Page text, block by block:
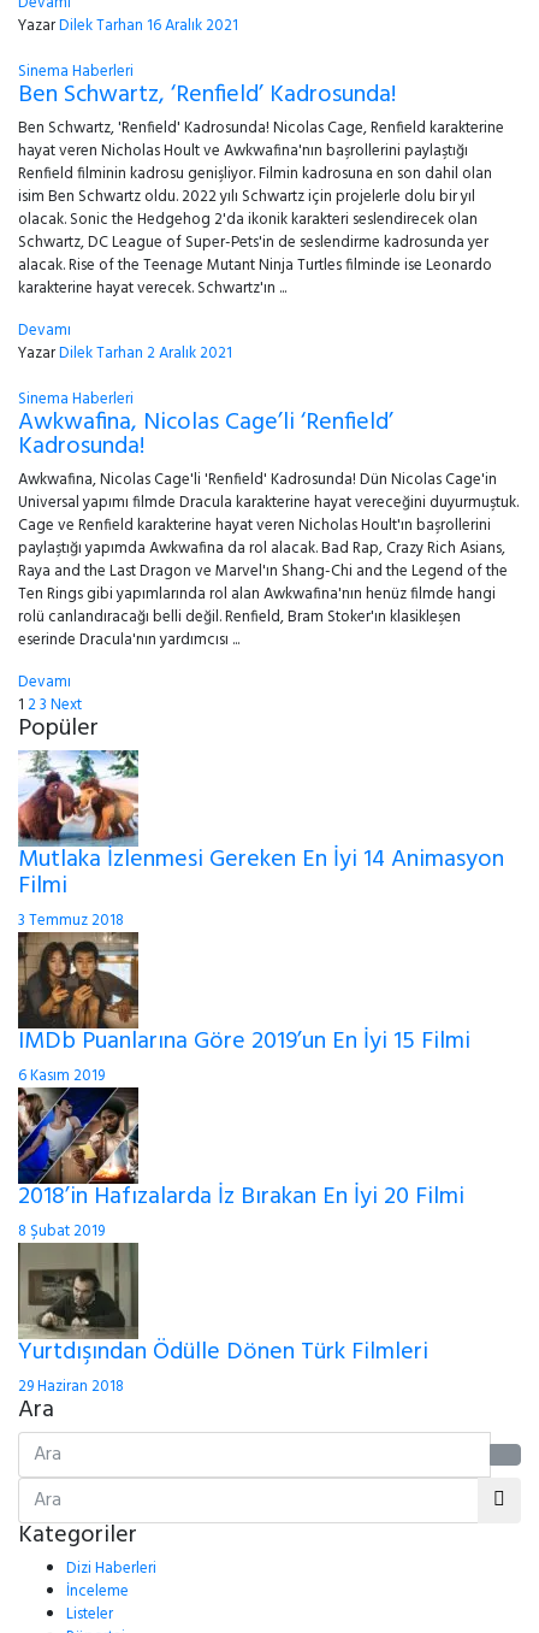
YazarDilek Tarhan 16 Aralık 2021
Sinema Haberleri
Ben Schwartz, ‘Renfield’ Kadrosunda!
Ben Schwartz, 'Renfield' Kadrosunda! Nicolas Cage, Renfield karakterine
hayat veren Nicholas Hoult ve Awkwafina'nın başrollerini paylaştığı
Renfield filminin kadrosu genişliyor. Filmin kadrosuna en son dahil olan
isim Ben Schwartz oldu. 2022 yılı Schwartz için projelerle dolu bir yıl
olacak. Sonic the Hedgehog 2'da ikonik karakteri seslendirecek olan
Schwartz, DC League of Super-Pets'in de seslendirme kadrosunda yer
alacak. Rise of the Teenage Mutant Ninja Turtles filminde ise Leonardo
karakterine hayat verecek. Schwartz'ın ...
Devamı
YazarDilek Tarhan2 Aralık 2021
Sinema Haberleri
Awkwafina, Nicolas Cage’li ‘Renfield’
Kadrosunda!
Awkwafina, Nicolas Cage'li 'Renfield' Kadrosunda! Dün Nicolas Cage'in
Universal yapımı filmde Dracula karakterine hayat vereceğini duyurmuştuk.
Cage ve Renfield karakterine hayat veren Nicholas Hoult'ın başrollerini
paylaştığı yapımda Awkwafina da rol alacak. Bad Rap, Crazy Rich Asians,
Raya and the Last Dragon ve Marvel'ın Shang-Chi and the Legend of the
Ten Rings gibi yapımlarında rol alan Awkwafina'nın henüz filmde hangi
rolü canlandıracağı belli değil. Renfield, Bram Stoker'ın klasikleşen
eserinde Dracula'nın yardımcısı ...
Devamı
Yazı
gezinmesi
Page
1Page
2Page
3Next
Popüler
Mutlaka İzlenmesi Gereken En İyi 14 Animasyon
Filmi
3 Temmuz 2018
IMDb Puanlarına Göre 2019’un En İyi 15 Filmi
6 Kasım 2019
2018’in Hafızalarda İz Bırakan En İyi 20 Filmi
8 Şubat 2019
Yurtdışından Ödülle Dönen Türk Filmleri
29 Haziran 2018
Ara
Kategoriler
Dizi Haberleri
İnceleme
Listeler